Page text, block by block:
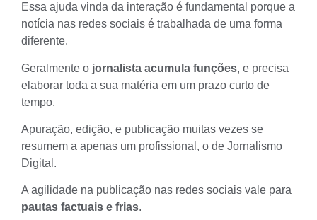
Essa ajuda vinda da interação é fundamental porque a
notícia nas redes sociais é trabalhada de uma forma
diferente.
Geralmente o jornalista acumula funções, e precisa
elaborar toda a sua matéria em um prazo curto de
tempo.
Apuração, edição, e publicação muitas vezes se
resumem a apenas um profissional, o de Jornalismo
Digital.
A agilidade na publicação nas redes sociais vale para
pautas factuais e frias.